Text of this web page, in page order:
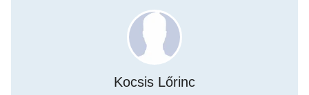
Kocsis Lőrinc